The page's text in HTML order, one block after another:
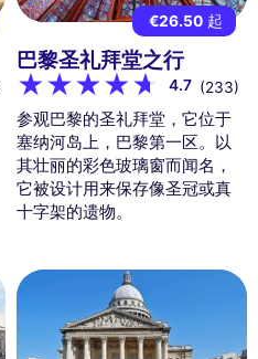
€26.50 起
巴黎圣礼拜堂之行
4.7 (233)
参观巴黎的圣礼拜堂，它位于
塞纳河岛上，巴黎第一区。以
其壮丽的彩色玻璃窗而闻名，
它被设计用来保存像圣冠或真
十字架的遗物。